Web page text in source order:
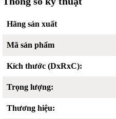
Hãng sản xuất
Mã sản phẩm
Kích thước (DxRxC):
Trọng lượng:
Thương hiệu: